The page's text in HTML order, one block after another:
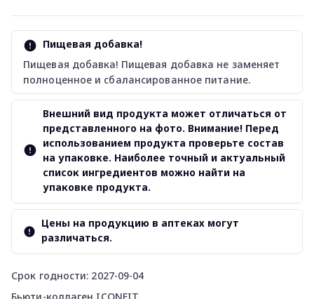
Срок годности: 2027-09-04
Пищевая добавка!
Пищевая добавка! Пищевая добавка не заменяет
полноценное и сбалансированное питание.
Внешний вид продукта может отличаться от
представленного на фото. Внимание! Перед
использованием продукта проверьте состав
на упаковке. Наиболее точный и актуальный
список ингредиентов можно найти на
упаковке продукта.
Цены на продукцию в аптеках могут
различаться.